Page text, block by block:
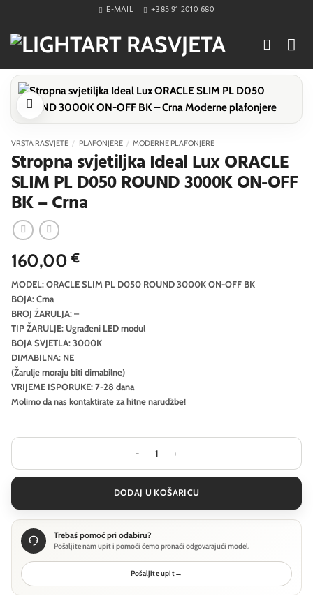
content
E-MAIL +385 91 2010 680
VRSTA RASVJETE / PLAFONJERE / MODERNE PLAFONJERE
Stropna svjetiljka Ideal Lux ORACLE
SLIM PL D050 ROUND 3000K ON-OFF
BK – Crna
160,00€
MODEL: ORACLE SLIM PL D050 ROUND 3000K ON-OFF BK
BOJA: Crna
BROJ ŽARULJA: –
TIP ŽARULJE: Ugrađeni LED modul
BOJA SVJETLA: 3000K
DIMABILNA: NE
(Žarulje moraju biti dimabilne)
VRIJEME ISPORUKE: 7-28 dana
Molimo da nas kontaktirate za hitne narudžbe!
Stropna svjetiljka Ideal Lux
DODAJ U KOŠARICU
Trebaš pomoć pri odabiru?
Pošaljite nam upit i pomoći ćemo pronaći odgovarajući model.
Pošaljite upit→